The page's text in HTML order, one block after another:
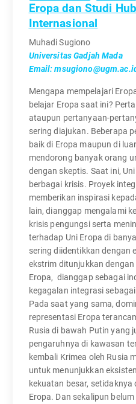
Eropa dan Studi
Internasional
Muhadi Sugiono
Universitas Gadjah Mada
Email:
Mengapa mempelajari
belajar Eropa saat ini?
ataupun pertanyaan-
sering diajukan. Beberapa
baik di Eropa maupun di
mendorong banyak orang
dengan skeptis. Saat ini,
berbagai krisis. Proyek
memberikan inspirasi
lain, dianggap mengalami
krisis pengungsi serta
terhadap Uni Eropa di
sering diidentikkan dengan
ekstrim ditunjukkan
Eropa, dianggap sebagai
kegagalan integrasi
Pada saat yang sama,
representasi Eropa
Rusia di bawah Putin yang
pengaruhnya di kawasan
kembali Krimea oleh Rusia
untuk menunjukkan
kekuatan besar,
Eropa. Dan sekalipun